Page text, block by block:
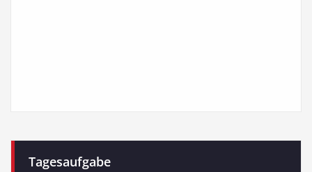
Tagesaufgabe